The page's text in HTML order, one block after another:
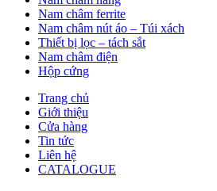
Nam châm ferrite
Nam châm nút áo – Túi xách
Thiết bị lọc – tách sắt
Nam châm điện
Hộp cứng
Trang chủ
Giới thiệu
Cửa hàng
Tin tức
Liên hệ
CATALOGUE